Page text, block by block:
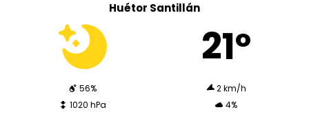
Huétor Santillán
21º
56%
2 km/h
1020 hPa
4%